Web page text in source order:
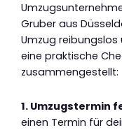
Gruber aus
Umzug
eine praktische
zusammengestellt:
1. Umzugstermin
einen Termin für